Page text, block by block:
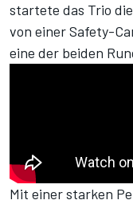
startete das Trio
von einer Safety-
eine der beiden
Mit einer starken